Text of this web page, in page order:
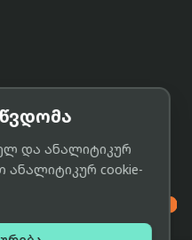

და ანალიტიკურ
ანალიტიკურ cookie-